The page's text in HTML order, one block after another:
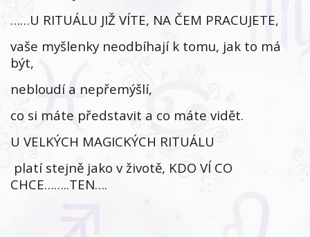
……U RITUÁLU JIŽ VÍTE, NA ČEM PRACUJETE,
vaše myšlenky neodbíhají k tomu, jak to má
být,
nebloudí a nepřemýšlí,
co si máte představit a co máte vidět.
U VELKÝCH MAGICKÝCH RITUÁLU
platí stejně jako v životě, KDO VÍ CO
CHCE……..TEN….